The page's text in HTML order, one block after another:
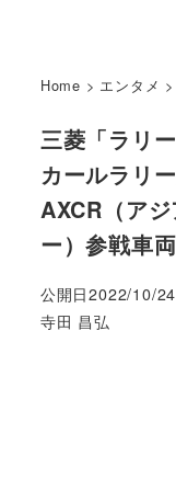
Home > エンタメ >
三菱「ラリ
カールラリ
AXCR（ア
ー）参戦車
公開日2022/10/
著
寺田 昌弘